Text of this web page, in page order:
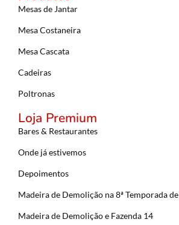
Mesas de Jantar
Mesa Costaneira
Mesa Cascata
Cadeiras
Poltronas
Loja Premium
Bares & Restaurantes
Onde já estivemos
Depoimentos
Madeira de Demolição na 8ª Temporada
Madeira de Demolição e Fazenda 14